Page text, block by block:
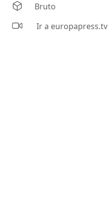
Bruto
Ir a europapress.tv